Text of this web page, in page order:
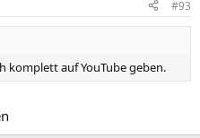
#93
komplett auf YouTube geben.